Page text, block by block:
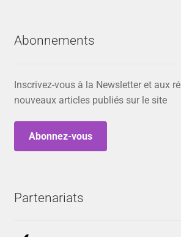
Abonnements
Inscrivez-vous à la Newsletter et aux
nouveaux articles publiés sur le site
Abonnez-vous
Partenariats